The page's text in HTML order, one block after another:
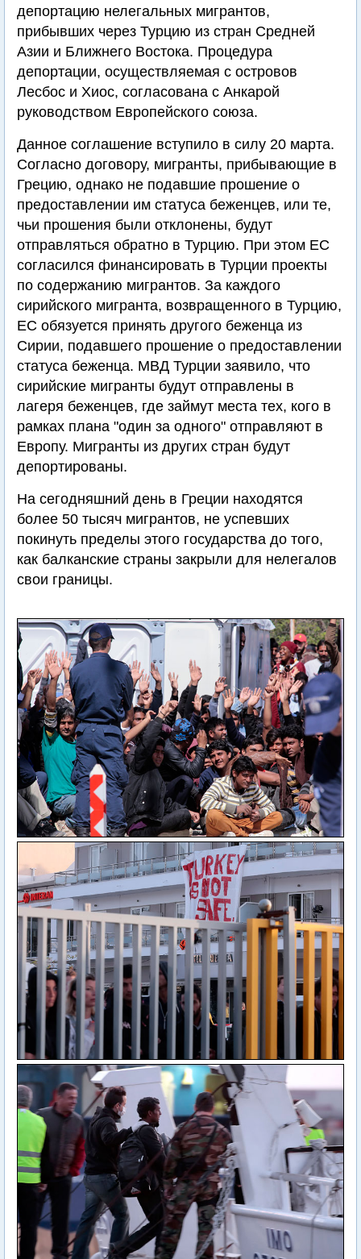
депортацию нелегальных мигрантов,
прибывших через Турцию из стран Средней
Азии и Ближнего Востока. Процедура
депортации, осуществляемая с островов
Лесбос и Хиос, согласована с Анкарой
руководством Европейского союза.
Данное соглашение вступило в силу 20 марта.
Согласно договору, мигранты, прибывающие в
Грецию, однако не подавшие прошение о
предоставлении им статуса беженцев, или те,
чьи прошения были отклонены, будут
отправляться обратно в Турцию. При этом ЕС
согласился финансировать в Турции проекты
по содержанию мигрантов. За каждого
сирийского мигранта, возвращенного в Турцию,
ЕС обязуется принять другого беженца из
Сирии, подавшего прошение о предоставлении
статуса беженца. МВД Турции заявило, что
сирийские мигранты будут отправлены в
лагеря беженцев, где займут места тех, кого в
рамках плана "один за одного" отправляют в
Европу. Мигранты из других стран будут
депортированы.
На сегодняшний день в Греции находятся
более 50 тысяч мигрантов, не успевших
покинуть пределы этого государства до того,
как балканские страны закрыли для нелегалов
свои границы.